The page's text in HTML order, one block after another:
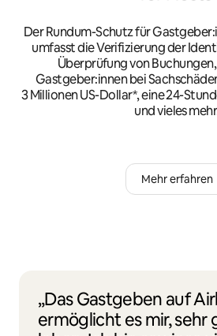
Der Rundum-Schutz für
umfasst die Verifizierung der
Überprüfung von
Gastgeber:innen bei
3 Millionen US-Dollar*, eine 24-
und vieles
Mehr erfahren
„Das Gastgeben auf
ermöglicht es mir, sehr